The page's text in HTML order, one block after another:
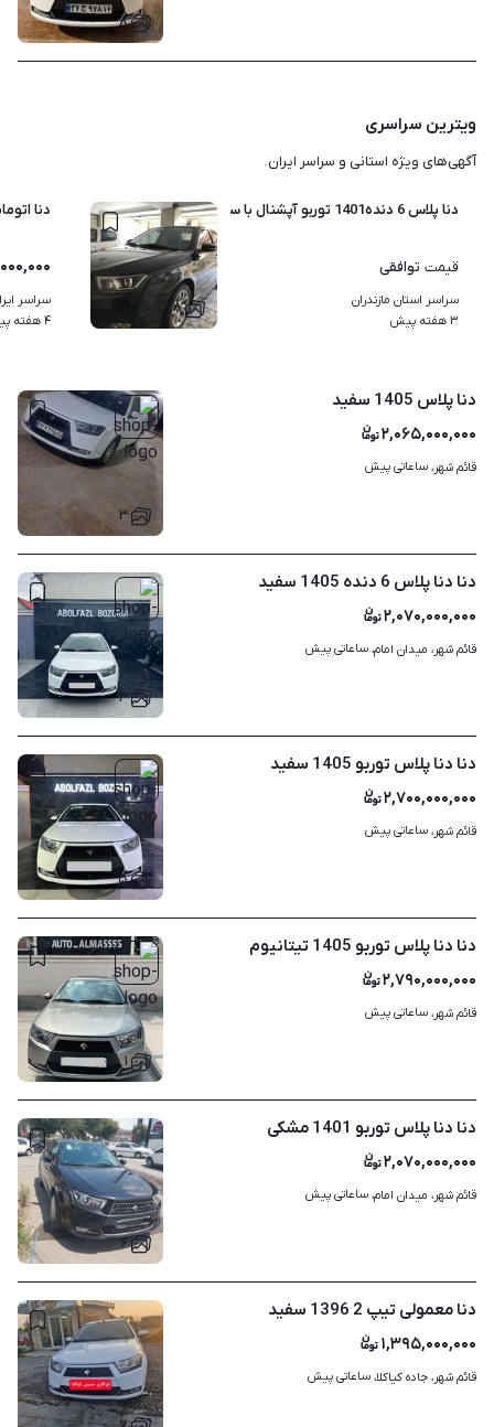
۸
ویترین سراسری
آگهی‌های ویژه استانی و سراسر ایران.
۸
دنا پلاس 6 دنده1401 توربو آپشنال با سانروف وکروز
قیمت توافقی
سراسر استان مازندران
۳ هفته پیش
دنا اتومات
سراسر
۴ هفته پیش
۳
دنا پلاس 1405 سفید
۲,۰۶۵,۰۰۰,۰۰۰
قائم شهر، ساعاتی پیش
۳
دنا دنا پلاس 6 دنده 1405 سفید
۲,۰۷۰,۰۰۰,۰۰۰
قائم شهر، میدان امام، ساعاتی پیش
۵
دنا دنا پلاس توربو 1405 سفید
۲,۷۰۰,۰۰۰,۰۰۰
قائم شهر، ساعاتی پیش
۱
دنا دنا پلاس توربو 1405 تیتانیوم
۲,۷۹۰,۰۰۰,۰۰۰
قائم شهر، ساعاتی پیش
۶
دنا دنا پلاس توربو 1401 مشکی
۲,۰۷۰,۰۰۰,۰۰۰
قائم شهر، میدان امام، ساعاتی پیش
دنا معمولی تیپ 2 1396 سفید
۱,۳۹۵,۰۰۰,۰۰۰
قائم شهر، جاده کیاکلا، ساعاتی پیش